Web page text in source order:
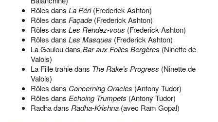
Rôles dans La Péri(Frederick Ashton)
Rôles dans Façade (Frederick Ashton)
Rôles dans Les Rendez-vous (Frederick Ashton)
Rôles dans Les Masques (Frederick Ashton)
La Goulou dans Bar aux Folies Bergères (Ninette de
Valois)
La Fille trahie dans The Rake’s Progress (Ninette de
Valois)
Rôles dans Concerning Oracles (Antony Tudor)
Rôles dans Echoing Trumpets (Antony Tudor)
Radha dans Radha-Krishna (avec Ram Gopal)